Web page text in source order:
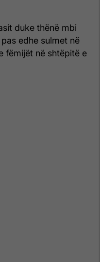
duke thënë mbi
edhe sulmet në
fëmijët në shtëpitë e